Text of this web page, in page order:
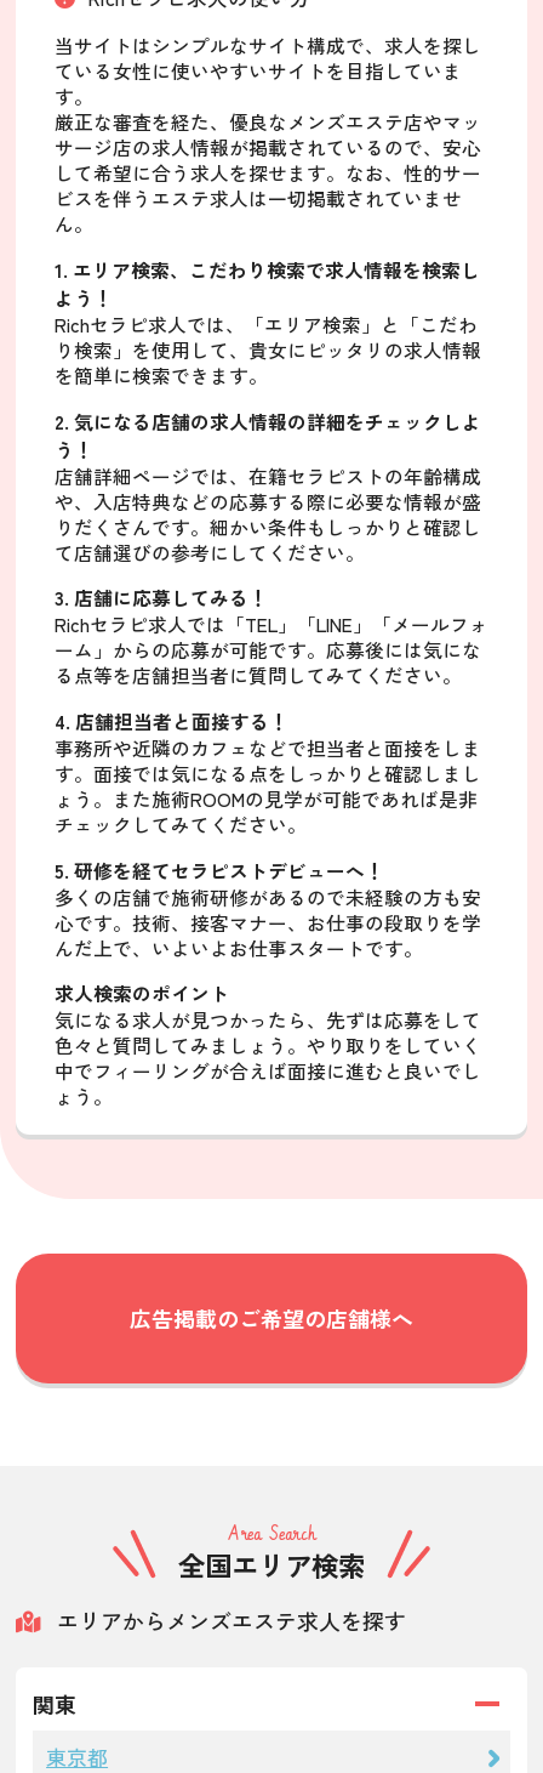
当サイトはシンプルなサイト構成で、求人を探し
ている女性に使いやすいサイトを目指していま
す。
厳正な審査を経た、優良なメンズエステ店やマッ
サージ店の求人情報が掲載されているので、安心
して希望に合う求人を探せます。なお、性的サー
ビスを伴うエステ求人は一切掲載されていませ
ん。
1. エリア検索、こだわり検索で求人情報を検索し
よう！
Richセラピ求人では、「エリア検索」と「こだわ
り検索」を使用して、貴女にピッタリの求人情報
を簡単に検索できます。
2. 気になる店舗の求人情報の詳細をチェックしよ
う！
店舗詳細ページでは、在籍セラピストの年齢構成
や、入店特典などの応募する際に必要な情報が盛
りだくさんです。細かい条件もしっかりと確認し
て店舗選びの参考にしてください。
3. 店舗に応募してみる！
Richセラピ求人では「TEL」「LINE」「メールフォ
ーム」からの応募が可能です。応募後には気にな
る点等を店舗担当者に質問してみてください。
4. 店舗担当者と面接する！
事務所や近隣のカフェなどで担当者と面接をしま
す。面接では気になる点をしっかりと確認しまし
ょう。また施術ROOMの見学が可能であれば是非
チェックしてみてください。
5. 研修を経てセラピストデビューへ！
多くの店舗で施術研修があるので未経験の方も安
心です。技術、接客マナー、お仕事の段取りを学
んだ上で、いよいよお仕事スタートです。
求人検索のポイント
気になる求人が見つかったら、先ずは応募をして
色々と質問してみましょう。やり取りをしていく
中でフィーリングが合えば面接に進むと良いでし
ょう。
広告掲載のご希望の店舗様へ
Area Search
全国エリア検索
エリアからメンズエステ求人を探す
関東
東京都